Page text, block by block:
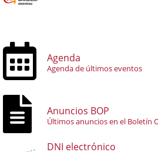
Agenda
Agenda de últimos eventos
Anuncios BOP
Últimos anuncios en el Boletín
DNI electrónico